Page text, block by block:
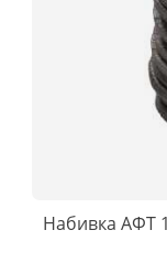
Набивка АФТ